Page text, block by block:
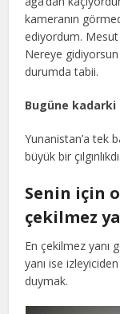
kameranın
ediyordum.
Nereye gidiyorsun
durumda tabii.
Bugüne kadarki
Yunanistan’a tek
büyük bir çılgınlıkdı.
Senin için
çekilmez
En çekilmez yanı
yanı ise
duymak.